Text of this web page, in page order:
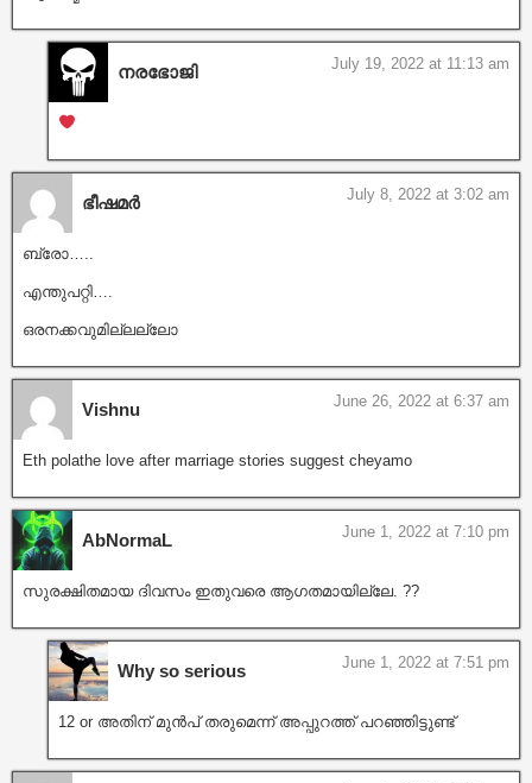
നരഭോജി July 19, 2022 at 11:13 am
ഭീഷമർ July 8, 2022 at 3:02 am
ബ്രോ…..
എന്തുപറ്റി….
ഒരനക്കവുമില്ലല്ലോ
Vishnu June 26, 2022 at 6:37 am
Eth polathe love after marriage stories suggest cheyamo
AbNormaL June 1, 2022 at 7:10 pm
സുരക്ഷിതമായ ദിവസം ഇതുവരെ ആഗതമായില്ലേ. ??
Why so serious June 1, 2022 at 7:51 pm
12 or അതിന് മുൻപ് തരുമെന്ന് അപ്പുറത്ത് പറഞ്ഞിട്ടുണ്ട്